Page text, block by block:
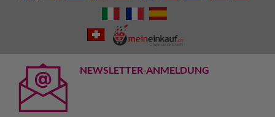
NEWSLETTER-ANMELDUNG